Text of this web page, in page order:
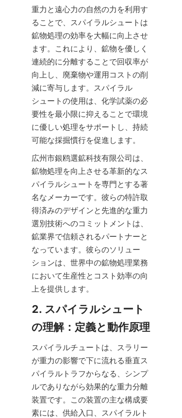
重力と遠心力の自然の力を利用す
ることで、スパイラルシュートは
鉱物処理の効率を大幅に向上させ
ます。これにより、鉱物を優しく
連続的に分離することで回収率が
向上し、廃棄物や運用コストの削
減に寄与します。スパイラル
シュートの使用は、化学試薬の必
要性を最小限に抑えることで環境
に優しい処理をサポートし、持続
可能な採掘慣行を促進します。
広州市銀鸥選鉱科技有限公司は、
鉱物処理を向上させる革新的なス
パイラルシュートを専門とする著
名なメーカーです。彼らの特許取
得済みのデザインと先進的な重力
選別技術へのコミットメントは、
鉱業界で信頼されるパートナーと
なっています。彼らのソリュー
ションは、世界中の鉱物処理業務
において生産性とコスト効率の向
上を提供します。
2. スパイラルシュート
の理解：定義と動作原理
スパイラルチュートは、スラリー
が重力の影響で下に流れる垂直ス
パイラルトラフからなる、シンプ
ルでありながら効果的な重力分離
装置です。この装置の主な構成要
素には、供給入口、スパイラルト